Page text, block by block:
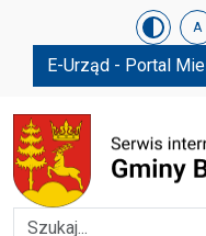
Urząd Gminy
Skip menu A
E-Urząd - Portal
Szukaj